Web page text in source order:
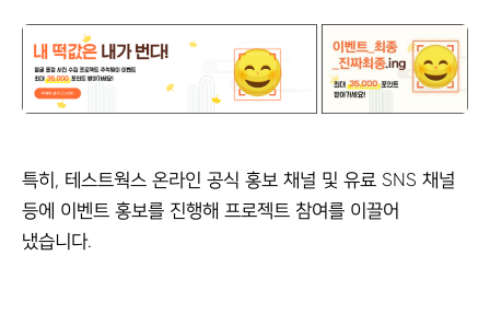
특히, 테스트웍스 온라인 공식 홍보 채널 및 유료 SNS 채널
등에 이벤트 홍보를 진행해 프로젝트 참여를 이끌어
냈습니다.